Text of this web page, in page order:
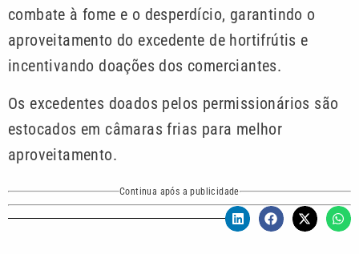
combate à fome e o desperdício, garantindo o
aproveitamento do excedente de hortifrútis e
incentivando doações dos comerciantes.
Os excedentes doados pelos permissionários são
estocados em câmaras frias para melhor
aproveitamento.
Continua após a publicidade